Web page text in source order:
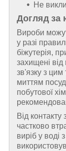
Не
Догляд за
Вироби
у разі
біжутерія,
захищені
зв'язку з
миттям
побутової
Від
частково
виріб у